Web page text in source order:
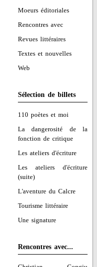
Moeurs éditoriales
Rencontres avec
Revues littéraires
Textes et nouvelles
Web
Sélection de billets
110 poètes et moi
La dangerosité de la
fonction de critique
Les ateliers d'écriture
Les ateliers d'écriture
(suite)
L'aventure du Calcre
Tourisme littéraire
Une signature
Rencontres avec...